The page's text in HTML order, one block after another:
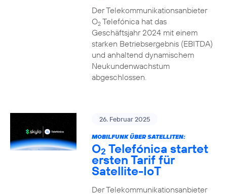
Der Telekommunikationsanbieter
O2Telefónica hat das
Geschäftsjahr 2024 mit einem
starken Betriebsergebnis (EBITDA)
und anhaltend dynamischem
Neukundenwachstum
abgeschlossen.
26. Februar 2025
MOBILFUNK ÜBER SATELLITEN:
O2 Telefónica startet
ersten Tarif für
Satellite-IoT
Der Telekommunikationsanbieter